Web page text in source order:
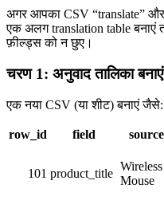
अगर आपका CSV “translate” और
एक अलग translation table बनाएं
फ़ील्ड्स को न छुए।
चरण 1: अनुवाद तालिका बनाएं
एक नया CSV (या शीट) बनाएं जैसे:
row_id field
101 product_title
Wireless
Mouse